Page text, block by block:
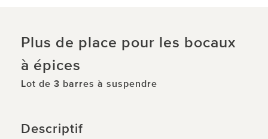
Plus de place pour les bocaux
à épices
Lot de 3 barres à suspendre
Descriptif